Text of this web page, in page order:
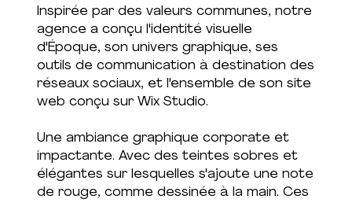
Inspirée par des valeurs communes, notre
agence a conçu l'identité visuelle
d'Époque, son univers graphique, ses
outils de communication à destination des
réseaux sociaux, et l'ensemble de son site
web conçu sur Wix Studio.
Une ambiance graphique corporate et
impactante. Avec des teintes sobres et
élégantes sur lesquelles s'ajoute une note
de rouge, comme dessinée à la main. Ces